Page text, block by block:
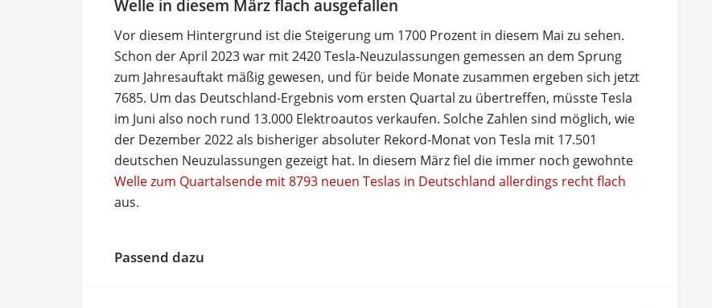
Welle in diesem März flach ausgefallen
Vor diesem Hintergrund ist die Steigerung um 1700 Prozent in diesem Mai zu sehen.
Schon der April 2023 war mit 2420 Tesla-Neuzulassungen gemessen an dem Sprung
zum Jahresauftakt mäßig gewesen, und für beide Monate zusammen ergeben sich jetzt
7685. Um das Deutschland-Ergebnis vom ersten Quartal zu übertreffen, müsste Tesla
im Juni also noch rund 13.000 Elektroautos verkaufen. Solche Zahlen sind möglich, wie
der Dezember 2022 als bisheriger absoluter Rekord-Monat von Tesla mit 17.501
deutschen Neuzulassungen gezeigt hat. In diesem März fiel die immer noch gewohnte
Welle zum Quartalsende mit 8793 neuen Teslas in Deutschland allerdings recht flach
aus.
Passend dazu